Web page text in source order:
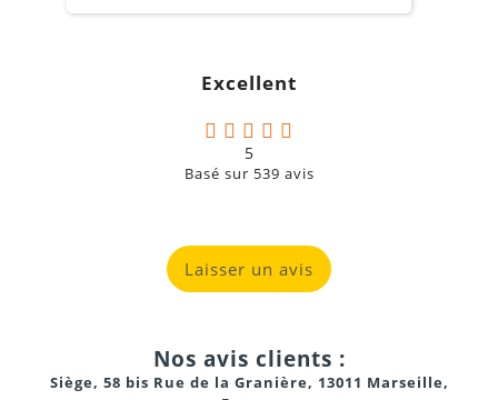
Excellent
5
Basé sur 539 avis
Laisser un avis
Nos avis clients :
Siège, 58 bis Rue de la Granière, 13011 Marseille,